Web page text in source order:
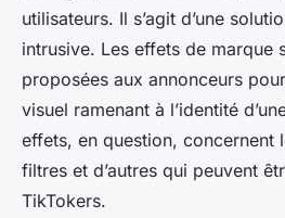
utilisateurs. Il s’agit d’une
intrusive. Les effets de marque
proposées aux annonceurs
visuel ramenant à l’identité
effets, en question, concernent
filtres et d’autres qui peuvent
TikTokers.